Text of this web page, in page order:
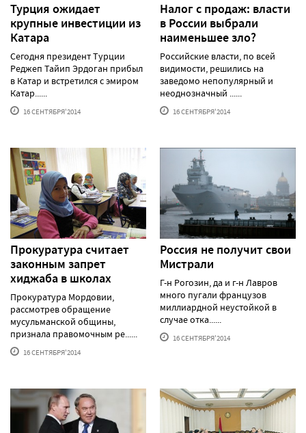
Турция ожидает
крупные инвестиции из
Катара
Сегодня президент Турции
Реджеп Тайип Эрдоган прибыл
в Катар и встретился с эмиром
Катар......
16 СЕНТЯБРЯ'2014
Налог с продаж: власти
в России выбрали
наименьшее зло?
Российские власти, по всей
видимости, решились на
заведомо непопулярный и
неоднозначный ......
16 СЕНТЯБРЯ'2014
Прокуратура считает
законным запрет
хиджаба в школах
Прокуратура Мордовии,
рассмотрев обращение
мусульманской общины,
признала правомочным ре......
16 СЕНТЯБРЯ'2014
Россия не получит свои
Мистрали
Г-н Рогозин, да и г-н Лавров
много пугали французов
миллиардной неустойкой в
случае отка......
16 СЕНТЯБРЯ'2014